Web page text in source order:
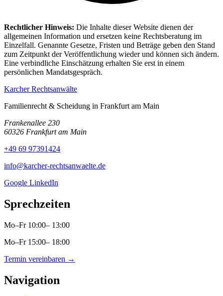
Rechtlicher Hinweis: Die Inhalte dieser Website dienen der
allgemeinen Information und ersetzen keine Rechtsberatung im
Einzelfall. Genannte Gesetze, Fristen und Beträge geben den Stand
zum Zeitpunkt der Veröffentlichung wieder und können sich ändern.
Eine verbindliche Einschätzung erhalten Sie erst in einem
persönlichen Mandatsgespräch.
Karcher Rechtsanwälte
Familienrecht & Scheidung in Frankfurt am Main
Frankenallee 230
60326 Frankfurt am Main
+49 69 97391424
info@karcher-rechtsanwaelte.de
Google LinkedIn
Sprechzeiten
Mo–Fr10:00– 13:00
Mo–Fr15:00– 18:00
Termin vereinbaren →
Navigation